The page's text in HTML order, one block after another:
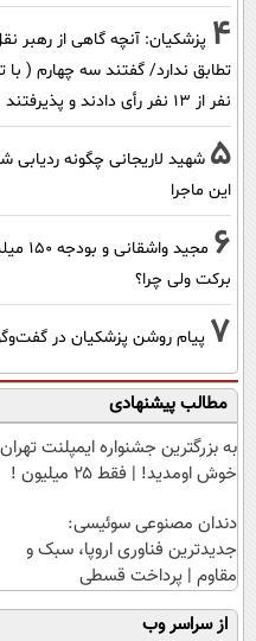
4 پزشکیان‌: آنچه گاهی از
نفر از 13 نفر رأی دادند و پذیرفتند
5 شهید لاریجانی چگونه ردیابی
این ماجرا
6
مجید
برکت ولی چرا؟
7 پیام روشن پزشکیان در
مطالب پیشنهادی
به بزرگترین جشنواره ایمپلنت تهران
خوش اومدید! | فقط ۲۵ میلیون !
دندان مصنوعی سوئیسی:
جدیدترین فناوری اروپا، سبک و
مقاوم | پرداخت قسطی
از سراسر وب